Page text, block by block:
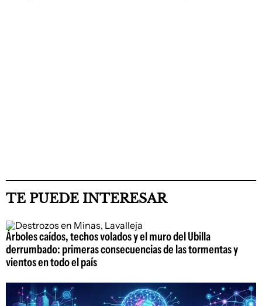
TE PUEDE INTERESAR
Árboles caídos, techos volados y el muro del Ubilla
derrumbado: primeras consecuencias de las tormentas y
vientos en todo el país